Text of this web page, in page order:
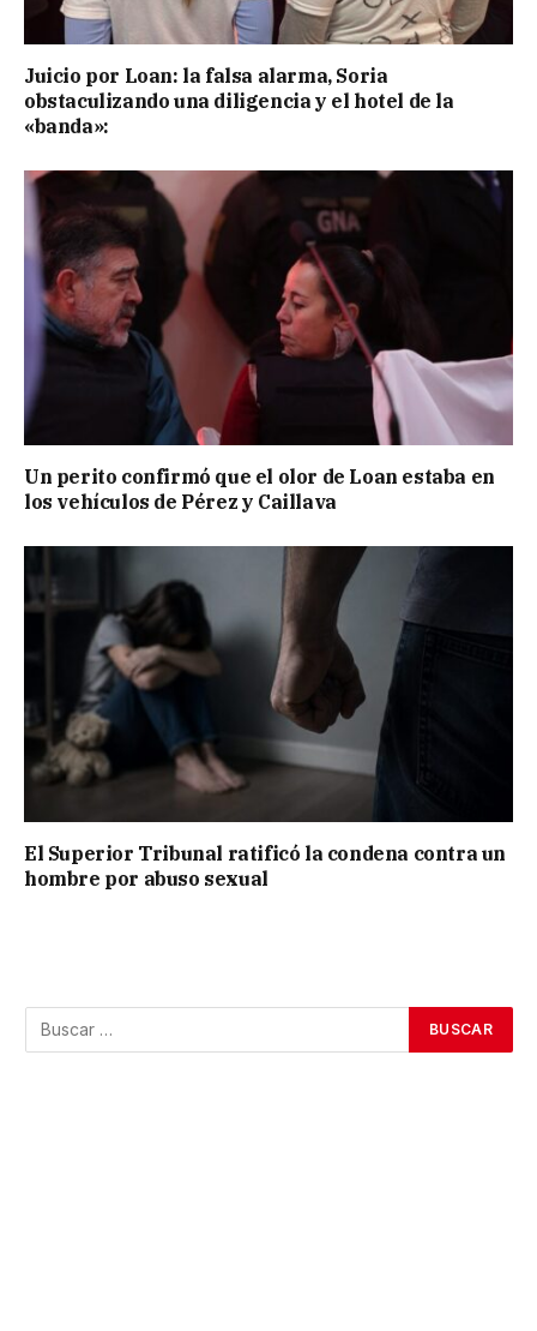
Juicio por Loan: la falsa alarma, Soria
obstaculizando una diligencia y el hotel de la
«banda»:
Un perito confirmó que el olor de Loan estaba en
los vehículos de Pérez y Caillava
El Superior Tribunal ratificó la condena contra un
hombre por abuso sexual